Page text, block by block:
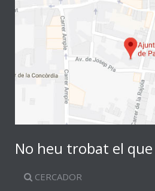
No heu trobat el que
CERCADOR